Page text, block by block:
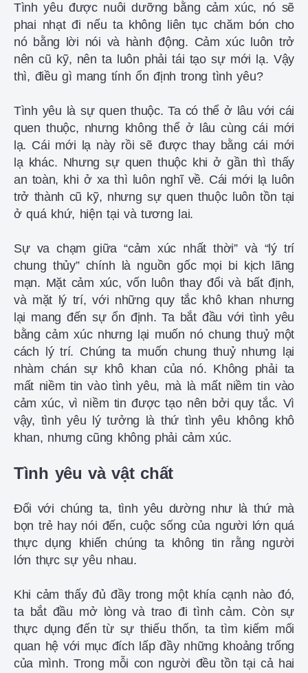
Tình yêu được nuôi dưỡng bằng cảm xúc, nó sẽ
phai nhạt đi nếu ta không liên tục chăm bón cho
nó bằng lời nói và hành động. Cảm xúc luôn trở
nên cũ kỹ, nên ta luôn phải tái tạo sự mới lạ. Vậy
thì, điều gì mang tính ổn định trong tình yêu?
Tình yêu là sự quen thuộc. Ta có thể ở lâu với cái
quen thuộc, nhưng không thể ở lâu cùng cái mới
lạ. Cái mới lạ này rồi sẽ được thay bằng cái mới
lạ khác. Nhưng sự quen thuộc khi ở gần thì thấy
an toàn, khi ở xa thì luôn nghĩ về. Cái mới lạ luôn
trở thành cũ kỹ, nhưng sự quen thuộc luôn tồn tại
ở quá khứ, hiện tại và tương lai.
Sự va chạm giữa “cảm xúc nhất thời” và “lý trí
chung thủy” chính là nguồn gốc mọi bi kịch lãng
mạn. Mặt cảm xúc, vốn luôn thay đổi và bất định,
và mặt lý trí, với những quy tắc khô khan nhưng
lại mang đến sự ổn định. Ta bắt đầu với tình yêu
bằng cảm xúc nhưng lại muốn nó chung thuỷ một
cách lý trí. Chúng ta muốn chung thuỷ nhưng lại
nhàm chán sự khô khan của nó. Không phải ta
mất niềm tin vào tình yêu, mà là mất niềm tin vào
cảm xúc, vì niềm tin được tạo nên bởi quy tắc. Vì
vậy, tình yêu lý tưởng là thứ tình yêu không khô
khan, nhưng cũng không phải cảm xúc.
Tình yêu và vật chất
Đối với chúng ta, tình yêu dường như là thứ mà
bọn trẻ hay nói đến, cuộc sống của người lớn quá
thực dụng khiến chúng ta không tin rằng người
lớn thực sự yêu nhau.
Khi cảm thấy đủ đầy trong một khía cạnh nào đó,
ta bắt đầu mở lòng và trao đi tình cảm. Còn sự
thực dụng đến từ sự thiếu thốn, ta tìm kiếm mối
quan hệ với mục đích lấp đầy những khoảng trống
của mình. Trong mỗi con người đều tồn tại cả hai